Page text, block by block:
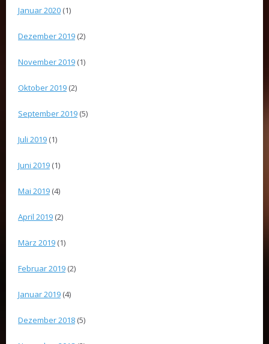
Januar 2020 (1)
Dezember 2019 (2)
November 2019 (1)
Oktober 2019 (2)
September 2019 (5)
Juli 2019 (1)
Juni 2019 (1)
Mai 2019 (4)
April 2019 (2)
März 2019 (1)
Februar 2019 (2)
Januar 2019 (4)
Dezember 2018 (5)